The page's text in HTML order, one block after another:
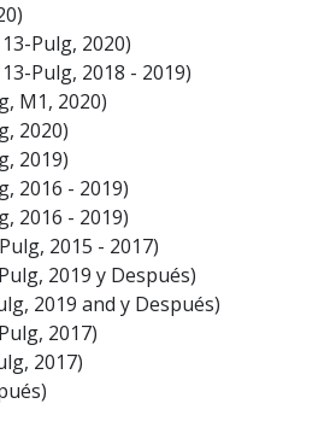
Pulg, 2020)
Pulg, 2018 - 2019)
M1, 2020)
2020)
2019)
2016 - 2019)
2016 - 2019)
2015 - 2017)
2019 y Después)
2019 and y Después)
2017)
2017)